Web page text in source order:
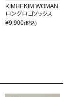
KIMHEKIM WOMAN
ロングロゴソックス
¥9,900(税込)